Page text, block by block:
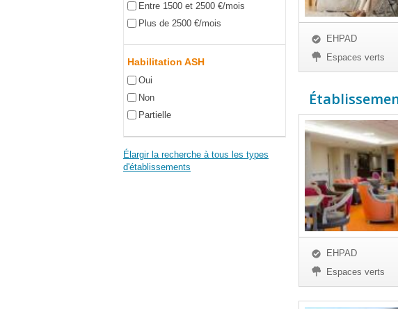
Entre 1500 et 2500 €/mois
Plus de 2500 €/mois
Habilitation ASH
Oui
Non
Partielle
Élargir la recherche à tous les types
d'établissements
EHPAD
Espaces verts
EHPAD
Espaces verts